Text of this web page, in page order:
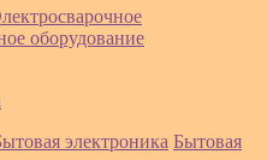
оборудование
электроника Бытовая